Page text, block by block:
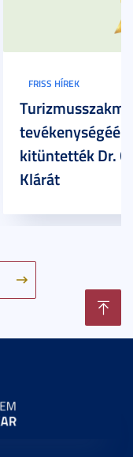
FRISS HÍREK
tevékenységéért
kitüntették Dr.
Klárát